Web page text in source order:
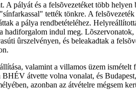
pályát és a felsõvezetéket több
tették tönkre. A
a pálya rendbetételéhez.
indul meg.
ûrszelvényen, és beleakadtak a
valamint a villamos üzem
átvette volna vonalat, és
azonban az átvételre mégsem